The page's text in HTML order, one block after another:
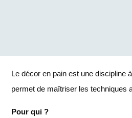
Le décor en pain est une discipline
permet de maîtriser les techniques
Pour qui ?